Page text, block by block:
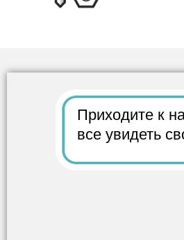
Приходите к
всеувидеть